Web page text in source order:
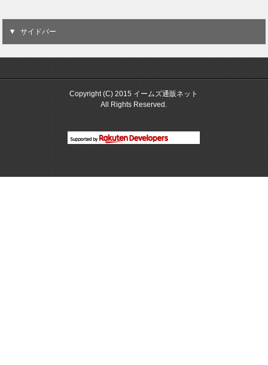
サイドバー
Copyright (C) 2015 イームズ通販ネット
All Rights Reserved.